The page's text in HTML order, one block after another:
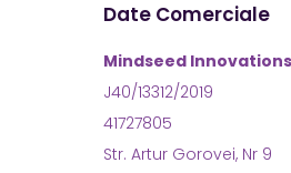
Date Comerciale
Mindseed Innovations
J40/13312/2019
41727805
Str. Artur Gorovei, Nr 9